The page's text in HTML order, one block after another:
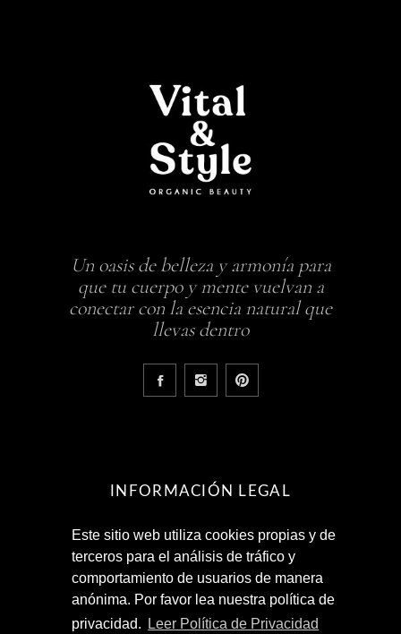
Este sitio web utiliza cookies propias y de
terceros para el análisis de tráfico y
comportamiento de usuarios de manera
anónima. Por favor lea nuestra política de
privacidad.
Leer Política de Privacidad
Un oasis de belleza y armonía para
que tu cuerpo y mente vuelvan a
conectar con la esencia natural que
llevas dentro
INFORMACIÓN LEGAL
Aviso Legal
Política de Privacidad
Términos y Condiciones